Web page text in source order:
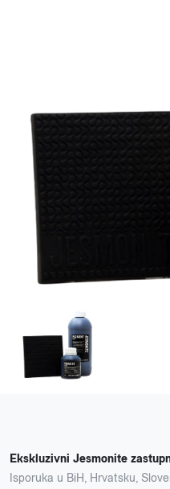
Ekskluzivni Jesmonite
Isporuka u BiH, Hrvatsku,